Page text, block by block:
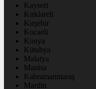
Kayseri
Kırklareli
Kırşehir
Kocaeli
Konya
Kütahya
Malatya
Manisa
Kahramanmaraş
Mardin